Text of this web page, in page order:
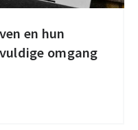
en hun
omgang